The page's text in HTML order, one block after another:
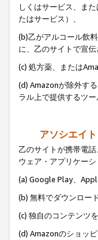
しくはサービス、ま
たはサービス）、
(b)乙がアルコール飲
に、乙のサイトで宣伝
(c) 処方薬、または
(d) Amazonが除外す
ラル上で提供するツ
アソシエイ
乙のサイトが携帯電
ウェア・アプリケー
(a) Google Play、
(b) 無料でダウンロー
(c) 独自のコンテンツ
(d) Amazonのショッ